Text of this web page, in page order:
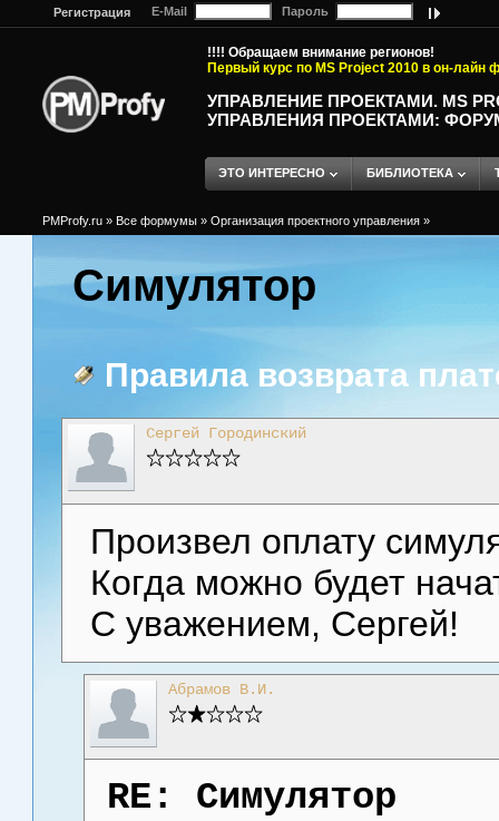
Регистрация E-Mail Пароль
!!!! Обращаем внимание регионов!
Первый курс по MS Project 2010 в он-лайн
УПРАВЛЕНИЕ ПРОЕКТАМИ. MS
УПРАВЛЕНИЯ ПРОЕКТАМИ:
ЭТО ИНТЕРЕСНО БИБЛИОТЕКА
PMProfy.ru » Все формумы » Организация проектного управления »
Симулятор
Правила возврата
Сергей Городинский
Произвел оплату
Когда можно будет
С уважением, Сергей!
Абрамов В.И.
RE: Симулятор